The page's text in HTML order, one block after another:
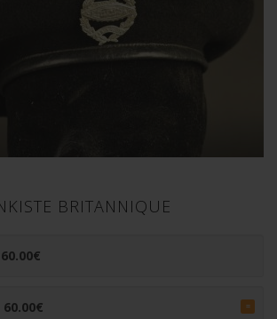
BRITANNIQUE
60.00€
60.00€ =